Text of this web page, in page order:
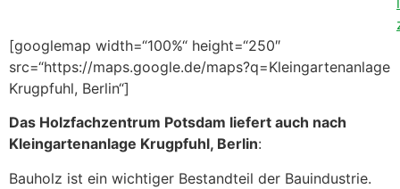
[googlemap width=“100%“ height=“250″
src=“https://maps.google.de/maps?q=Kleingartenanlage
Krugpfuhl, Berlin“]
Das Holzfachzentrum Potsdam liefert auch nach
Kleingartenanlage Krugpfuhl, Berlin:
Bauholz ist ein wichtiger Bestandteil der Bauindustrie.